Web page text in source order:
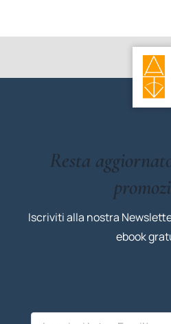
Resta
Iscriviti alla nostra
ebook